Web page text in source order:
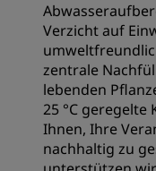
Verzicht auf
zentrale
lebenden
25 °C geregelte
Ihnen, Ihre
nachhaltig zu